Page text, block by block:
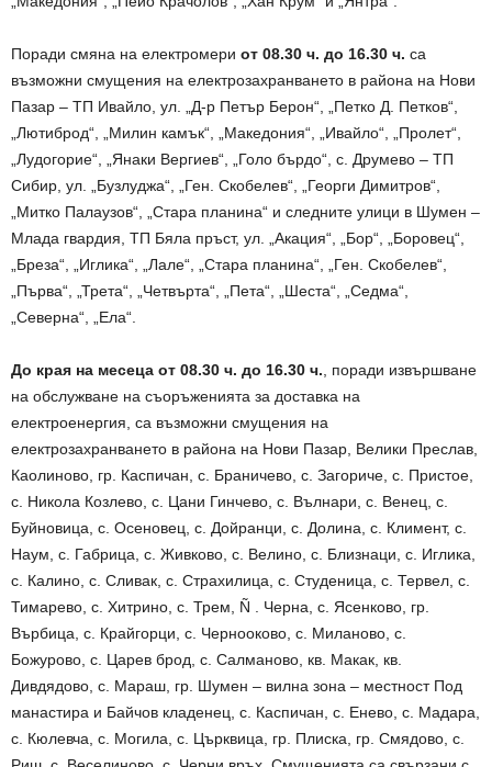
Поради смяна на електромери от 08.30 ч. до 16.30 ч. са
възможни смущения на електрозахранването в района на Нови
Пазар – ТП Ивайло, ул. „Д-р Петър Берон“, „Петко Д. Петков“,
„Лютиброд“, „Милин камък“, „Македония“, „Ивайло“, „Пролет“,
„Лудогорие“, „Янаки Вергиев“, „Голо бърдо“, с. Друмево – ТП
Сибир, ул. „Бузлуджа“, „Ген. Скобелев“, „Георги Димитров“,
„Митко Палаузов“, „Стара планина“ и следните улици в Шумен –
Млада гвардия, ТП Бяла пръст, ул. „Акация“, „Бор“, „Боровец“,
„Бреза“, „Иглика“, „Лале“, „Стара планина“, „Ген. Скобелев“,
„Първа“, „Трета“, „Четвърта“, „Пета“, „Шеста“, „Седма“,
„Северна“, „Ела“.
До края на месеца от 08.30 ч. до 16.30 ч. , поради извършване
на обслужване на съоръженията за доставка на
електроенергия, са възможни смущения на
електрозахранването в района на Нови Пазар, Велики Преслав,
Каолиново, гр. Каспичан, с. Браничево, с. Загориче, с. Пристое,
с. Никола Козлево, с. Цани Гинчево, с. Вълнари, с. Венец, с.
Буйновица, с. Осеновец, с. Дойранци, с. Долина, с. Климент, с.
Наум, с. Габрица, с. Живково, с. Велино, с. Близнаци, с. Иглика,
с. Калино, с. Сливак, с. Страхилица, с. Студеница, с. Тервел, с.
Тимарево, с. Хитрино, с. Трем, Ñ . Черна, с. Ясенково, гр.
Върбица, с. Крайгорци, с. Чернооково, с. Миланово, с.
Божурово, с. Царев брод, с. Салманово, кв. Макак, кв.
Дивдядово, с. Мараш, гр. Шумен – вилна зона – местност Под
манастира и Байчов кладенец, с. Каспичан, с. Енево, с. Мадара,
с. Кюлевча, с. Могила, с. Църквица, гр. Плиска, гр. Смядово, с.